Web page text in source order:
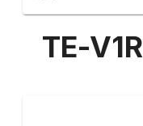
TE-V1R